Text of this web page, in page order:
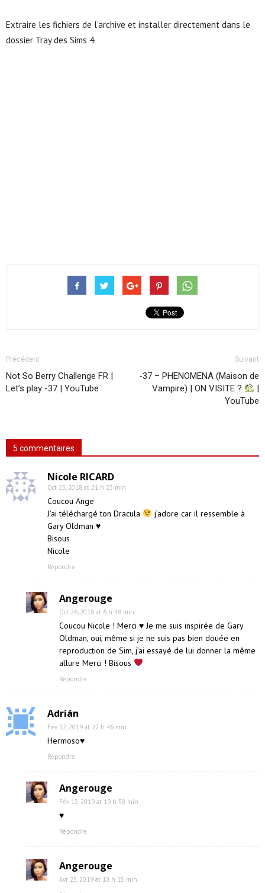
Extraire les fichiers de l’archive et installer directement dans le
dossier Tray des Sims 4.
Précédent
Not So Berry Challenge FR |
Let’s play -37 | YouTube
Suivant
-37 – PHENOMENA (Maison de
Vampire) | ON VISITE ?
|
YouTube
5 commentaires
Nicole RICARD
Oct 25, 2018 at 21 h 23 min
Coucou Ange
J’ai téléchargé ton Dracula
j’adore car il ressemble à
Gary Oldman ♥
Bisous
Nicole
Répondre
Angerouge
Oct 26, 2018 at 6 h 38 min
Coucou Nicole ! Merci ♥Je me suis inspirée de Gary
Oldman, oui, même si je ne suis pas bien douée en
reproduction de Sim, j’ai essayé de lui donner la même
allure Merci ! Bisous
Répondre
Adrián
Fév 12, 2019 at 22 h 46 min
Hermoso♥
Répondre
Angerouge
Fév 13, 2019 at 19 h 50 min
♥
Répondre
Angerouge
Avr 25, 2019 at 18 h 15 min